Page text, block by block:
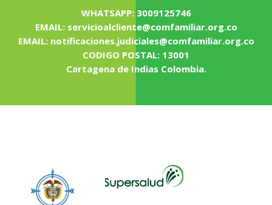
WHATSAPP: 3009125746
EMAIL: servicioalcliente@comfamiliar.org.co
EMAIL: notificaciones.judiciales@comfamiliar.org.co
CODIGO POSTAL: 13001
Cartagena de Indias Colombia.